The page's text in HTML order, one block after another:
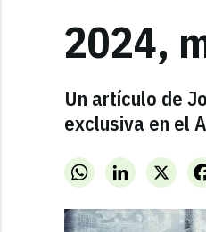
2024,
Un artículo de
exclusiva en el
WhatsAppLinkedInX